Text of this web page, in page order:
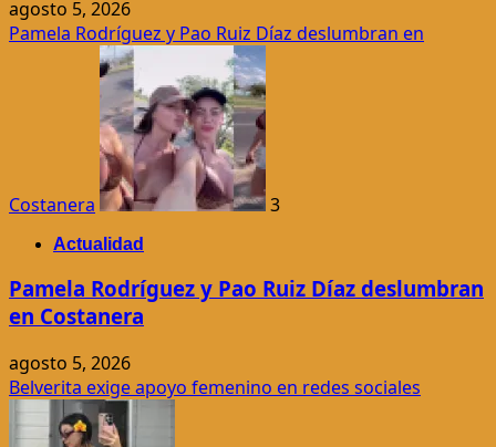
agosto 5, 2026
Pamela Rodríguez y Pao Ruiz Díaz deslumbran en
Costanera 3
Actualidad
Pamela Rodríguez y Pao Ruiz Díaz deslumbran
en Costanera
agosto 5, 2026
Belverita exige apoyo femenino en redes sociales